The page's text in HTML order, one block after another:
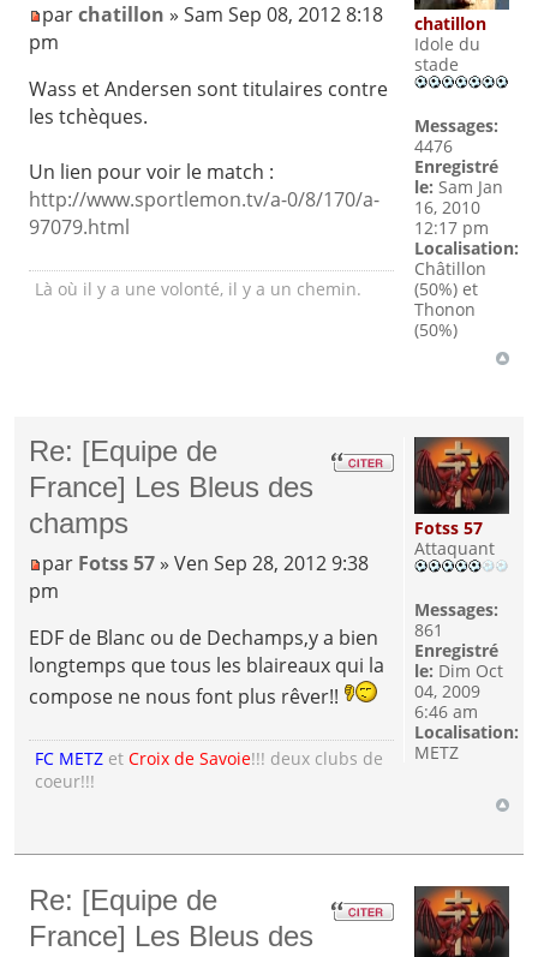
parchatillon » Sam Sep 08, 2012 8:18
pm
Wass et Andersen sont titulaires contre
les tchèques.
Un lien pour voir le match :
http://www.sportlemon.tv/a-0/8/170/a-
97079.html
Là où il y a une volonté, il y a un chemin.
chatillon
Idole du
stade
Messages:
4476
Enregistré
le: Sam Jan
16, 2010
12:17 pm
Localisation:
Châtillon
(50%) et
Thonon
(50%)
Re: [Equipe de
France] Les Bleus des
champs
par Fotss 57 » Ven Sep 28, 2012 9:38
pm
EDF de Blanc ou de Dechamps,y a bien
longtemps que tous les blaireaux qui la
compose ne nous font plus rêver!!
FC METZ etCroix de Savoie!!! deux clubs de
coeur!!!
Fotss 57
Attaquant
Messages:
861
Enregistré
le: Dim Oct
04, 2009
6:46 am
Localisation:
METZ
Re: [Equipe de
France] Les Bleus des